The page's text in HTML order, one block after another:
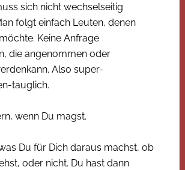
sich nicht wechselseitig
folgt einfach Leuten, denen
Keine Anfrage
die angenommen oder
Also super-
tauglich.
wenn Du magst.
Du für Dich daraus machst, ob
oder nicht. Du hast dann